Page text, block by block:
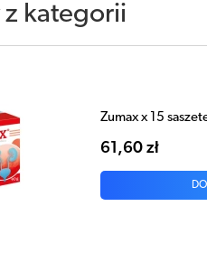
kategorii
Zumax x 15
61,60 zł